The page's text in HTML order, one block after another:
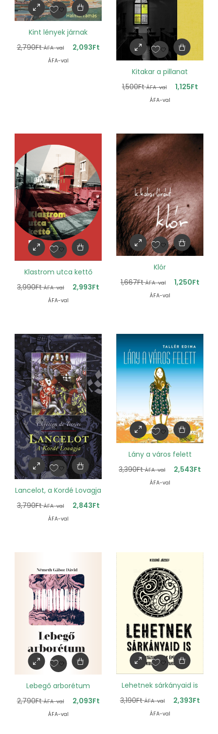
Kint lények járnak
2,790Ft ÁFA-val 2,093Ft
ÁFA-val
Kitakar a pillanat
1,500Ft ÁFA-val 1,125Ft
ÁFA-val
Klastrom utca kettő
3,990Ft ÁFA-val 2,993Ft
ÁFA-val
Klór
1,667Ft ÁFA-val 1,250Ft
ÁFA-val
Lancelot, a Kordé Lovagja
3,790Ft ÁFA-val 2,843Ft
ÁFA-val
Lány a város felett
3,390Ft ÁFA-val 2,543Ft
ÁFA-val
Lebegő arborétum
2,790Ft ÁFA-val 2,093Ft
ÁFA-val
Lehetnek sárkányaid is
3,190Ft ÁFA-val 2,393Ft
ÁFA-val